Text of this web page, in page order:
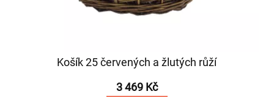
Košík 25 červených a žlutých růží
3 469 Kč